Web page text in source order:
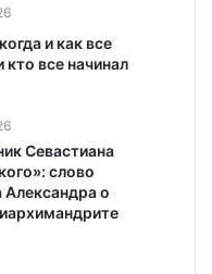
и как все
кто все начинал
Севастиана
слово
о